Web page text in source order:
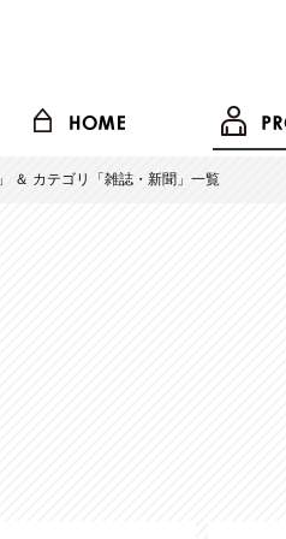
」 ＆ カテゴリ「 雑誌・新聞 」一覧